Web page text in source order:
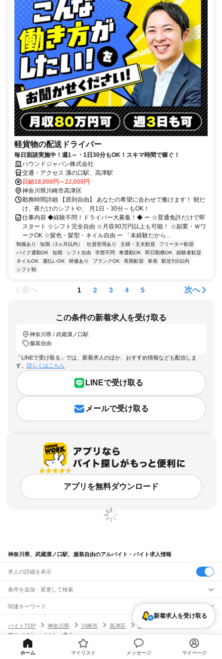
軽貨物の配送ドライバー
毎日面談実施中！週1～・1日30分もOK！スキマ時間で稼ぐ！
ハウンドジャパン株式会社
交通・アクセス 溝の口駅、高津駅
日給18,000円～22,000円
神奈川県川崎市高津区
勤務時間詳細 【原則自由】 あなたの希望に合わせて働けます！ 朝だ
け、夜だけのシフトや、 月1日・30分～もOK！
仕事内容 ◆経験不問！ドライバー大募集！◆ ー ☆普通免許だけで即
スタート ☆シフト完全自由 ☆月収90万円以上も可能！ ☆副業・Ｗワ
ークOK ☆髪色・髪型・ネイル自由 ー 「未経験だから...
制服あり 短期（3ヵ月以内） 社員登用あり 主婦・主夫歓迎
フリーター歓迎
バイク通勤OK
短期 シフト自由 学歴不問 車通勤OK 即日勤務OK
経験者歓迎
ネイルOK
週払いOK 研修あり ブランクOK 長期歓迎 単発
駅近5分以内
シフト制
前へ 1 2 3 4 5 次へ
この条件の新着求人を受け取る
神奈川県 / 武蔵溝ノ口駅
服装自由
「LINEで受け取る」では、新着求人のほか、おすすめ情報なども配信しま
す。 詳しくはこちら
LINEで受け取る
メールで受け取る
アプリを無料ダウンロード
神奈川県、武蔵溝ノ口駅、服装自由のアルバイト・バイト求人情報
求人の詳細を表示
条件を追加・変更して検索
市区町村を追加・変更
神奈川県
すべて
横浜市
すべて
鶴見区
中区 南区 磯子区金沢区
港南区
旭区
栄区泉区青葉区
駅を追加・変更
JR東海道本線(東京～熱海)
川崎駅横浜駅 大船駅藤沢駅 茅ケ崎駅 平塚駅
国府津駅
職種を追加・変更
飲食・フードサービス
特徴を追加・変更
関連キーワード
現在地周辺 ガチャガチャ犬カフェ
バイトTOP
神奈川県 川崎市 高津区 武蔵溝ノ口駅
服装自由の
アルバイト・バイト・求人
新着求人を受け取る
ホーム マイリスト メッセージ マイページ